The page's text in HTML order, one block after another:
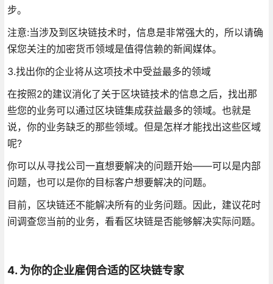
步。
注意:当涉及到区块链技术时，信息是非常强大的，所以请确
保您关注的加密货币领域是值得信赖的新闻媒体。
3.找出你的企业将从这项技术中受益最多的领域
在按照2的建议消化了关于区块链技术的信息之后，找出那
些您的业务可以通过区块链集成获益最多的领域。也就是
说，你的业务缺乏的那些领域。但是怎样才能找出这些区域
呢?
你可以从寻找公司一直想要解决的问题开始——可以是内部
问题，也可以是你的目标客户想要解决的问题。
目前，区块链还不能解决所有的业务问题。因此，建议花时
间调查您当前的业务，看看区块链是否能够解决实际问题。
4. 为你的企业雇佣合适的区块链专家